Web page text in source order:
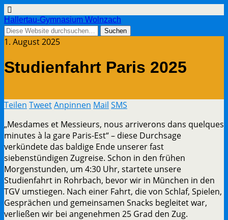
Hallertau-Gymnasium Wolnzach
1. August 2025
Studienfahrt Paris 2025
Teilen TweetAnpinnen Mail SMS
„Mesdames et Messieurs, nous arriverons dans quelques
minutes à la gare Paris-Est“ – diese Durchsage
verkündete das baldige Ende unserer fast
siebenstündigen Zugreise. Schon in den frühen
Morgenstunden, um 4:30 Uhr, startete unsere
Studienfahrt in Rohrbach, bevor wir in München in den
TGV umstiegen. Nach einer Fahrt, die von Schlaf, Spielen,
Gesprächen und gemeinsamen Snacks begleitet war,
verließen wir bei angenehmen 25 Grad den Zug.